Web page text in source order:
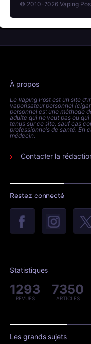
© 2010-2026 Vaping
À propos
Le Vaping Post est un site
vaporisateur personnel
personnel est une méthode
adulte qui ne veut pas ou
tenus sur ce site, sauf cas
professionnels de santé. En
médecin.
Contacter la
Restez connecté
Statistiques
1293
REVUES
7350
ARTICLES
Les grands sujets